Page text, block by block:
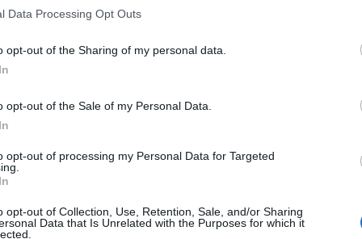
Data Processing Opt Outs
opt-out of the Sharing of my personal data.
opt-out of the Sale of my Personal Data.
opt-out of processing my Personal Data for Targeted
opt-out of Collection, Use, Retention, Sale, and/or Sharing
Data that Is Unrelated with the Purposes for which it
az uniós források hazahozatala, illetve hosszabb távon az
a kérdéssel foglalkozik a Portfolio konferenciája, mely
portfolio.hu hírarchívumához tartozik, melynek olvasása
tartalmazza:
elmúlt 2 év napon belüli